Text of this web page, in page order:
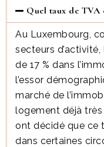
Quel taux de TVA
Au Luxembourg,
secteurs
de 17 % dans
l’essor
marché de
logement déjà
ont décidé que ce
dans certaines